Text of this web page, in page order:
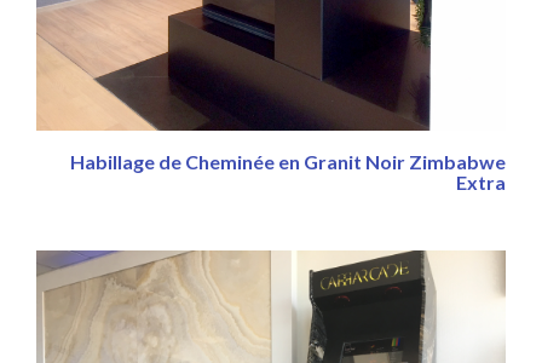
Habillage de Cheminée en Granit Noir Zimbabwe
Extra